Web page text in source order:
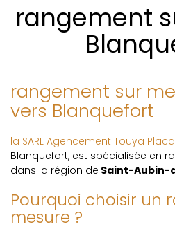
rangement
rangement sur
vers Blanquefort
la SARL Agencement Touya
Blanquefort, est spécialisée en
dans la région de Saint-Aubin-
Pourquoi choisir un
mesure ?